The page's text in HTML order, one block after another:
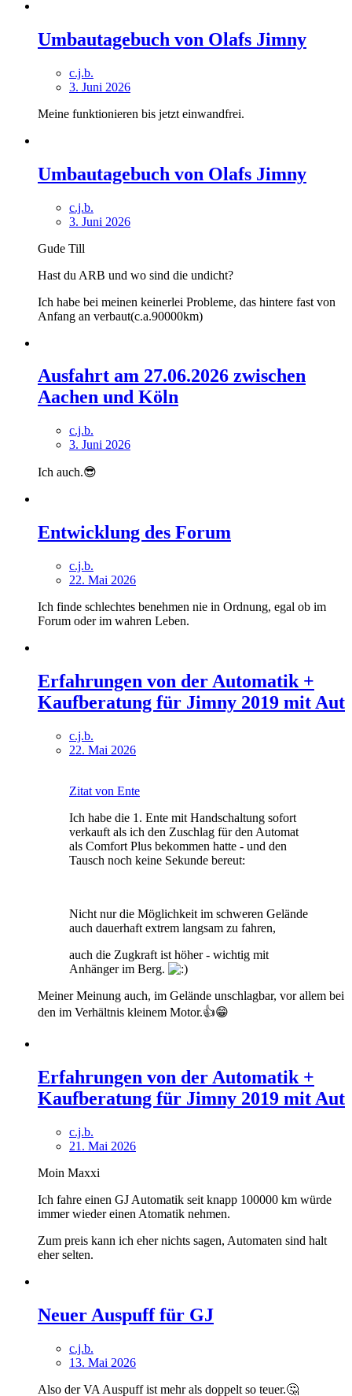
Umbautagebuch von Olafs Jimny
c.j.b.
3. Juni 2026
Meine funktionieren bis jetzt einwandfrei.
Umbautagebuch von Olafs Jimny
c.j.b.
3. Juni 2026
Gude Till
Hast du ARB und wo sind die undicht?
Ich habe bei meinen keinerlei Probleme, das hintere fast von
Anfang an verbaut(c.a.90000km)
Ausfahrt am 27.06.2026 zwischen
Aachen und Köln
c.j.b.
3. Juni 2026
Ich auch.😎
Entwicklung des Forum
c.j.b.
22. Mai 2026
Ich finde schlechtes benehmen nie in Ordnung, egal ob im
Forum oder im wahren Leben.
Erfahrungen von der Automatik +
Kaufberatung für Jimny 2019 mit Aut
c.j.b.
22. Mai 2026
Zitat von Ente
Ich habe die 1. Ente mit Handschaltung sofort
verkauft als ich den Zuschlag für den Automat
als Comfort Plus bekommen hatte - und den
Tausch noch keine Sekunde bereut:
Nicht nur die Möglichkeit im schweren Gelände
auch dauerhaft extrem langsam zu fahren,
auch die Zugkraft ist höher - wichtig mit
Anhänger im Berg.
Meiner Meinung auch, im Gelände unschlagbar, vor allem bei
den im Verhältnis kleinem Motor.👍😁
Erfahrungen von der Automatik +
Kaufberatung für Jimny 2019 mit Aut
c.j.b.
21. Mai 2026
Moin Maxxi
Ich fahre einen GJ Automatik seit knapp 100000 km würde
immer wieder einen Atomatik nehmen.
Zum preis kann ich eher nichts sagen, Automaten sind halt
eher selten.
Neuer Auspuff für GJ
c.j.b.
13. Mai 2026
Also der VA Auspuff ist mehr als doppelt so teuer.🤔